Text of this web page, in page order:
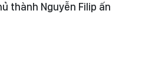
thành Nguyễn Filip ấn